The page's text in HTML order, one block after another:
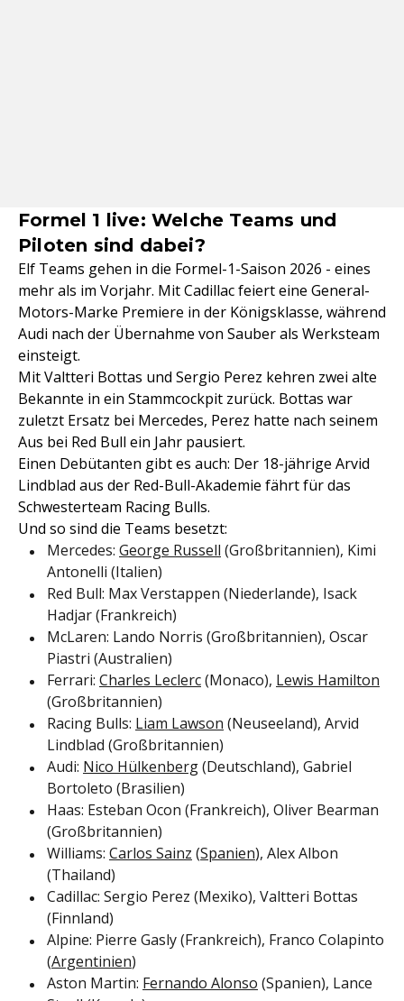
Formel 1 live: Welche Teams und
Piloten sind dabei?
Elf Teams gehen in die Formel-1-Saison 2026 - eines
mehr als im Vorjahr. Mit Cadillac feiert eine General-
Motors-Marke Premiere in der Königsklasse, während
Audi nach der Übernahme von Sauber als Werksteam
einsteigt.
Mit Valtteri Bottas und Sergio Perez kehren zwei alte
Bekannte in ein Stammcockpit zurück. Bottas war
zuletzt Ersatz bei Mercedes, Perez hatte nach seinem
Aus bei Red Bull ein Jahr pausiert.
Einen Debütanten gibt es auch: Der 18-jährige Arvid
Lindblad aus der Red-Bull-Akademie fährt für das
Schwesterteam Racing Bulls.
Und so sind die Teams besetzt:
Mercedes: George Russell (Großbritannien), Kimi
Antonelli (Italien)
Red Bull: Max Verstappen (Niederlande), Isack
Hadjar (Frankreich)
McLaren: Lando Norris (Großbritannien), Oscar
Piastri (Australien)
Ferrari: Charles Leclerc(Monaco), Lewis Hamilton
(Großbritannien)
Racing Bulls: Liam Lawson (Neuseeland), Arvid
Lindblad (Großbritannien)
Audi: Nico Hülkenberg(Deutschland), Gabriel
Bortoleto (Brasilien)
Haas: Esteban Ocon (Frankreich), Oliver Bearman
(Großbritannien)
Williams: Carlos Sainz (Spanien), Alex Albon
(Thailand)
Cadillac: Sergio Perez (Mexiko), Valtteri Bottas
(Finnland)
Alpine: Pierre Gasly (Frankreich), Franco Colapinto
(Argentinien)
Aston Martin: Fernando Alonso (Spanien), Lance